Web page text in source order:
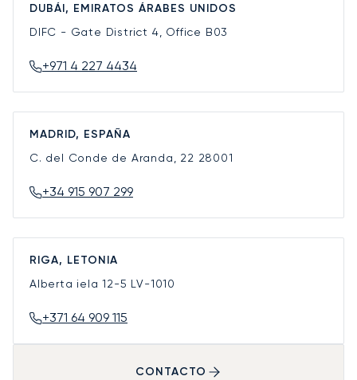
DUBÁI, EMIRATOS ÁRABES UNIDOS
DIFC - Gate District 4, Office B03
+971 4 227 4434
MADRID, ESPAÑA
C. del Conde de Aranda, 22 28001
+34 915 907 299
RIGA, LETONIA
Alberta iela 12-5 LV-1010
+371 64 909 115
CONTACTO